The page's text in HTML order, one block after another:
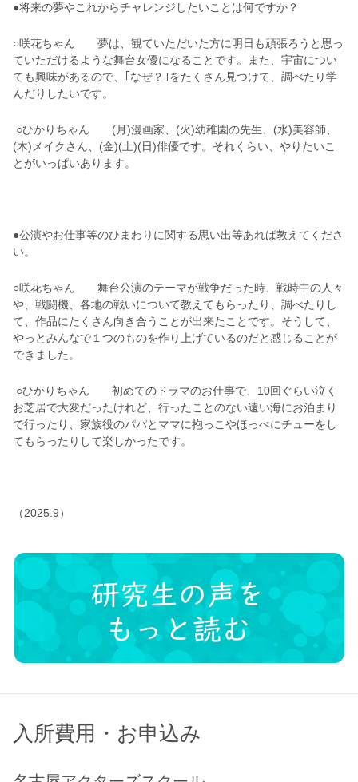
●将来の夢やこれからチャレンジしたいことは何ですか？
○咲花ちゃん 夢は、観ていただいた方に明日も頑張ろうと思っ
ていただけるような舞台女優になることです。また、宇宙につい
ても興味があるので、｢なぜ？｣をたくさん見つけて、調べたり学
んだりしたいです。
○ひかりちゃん (月)漫画家、(火)幼稚園の先生、(水)美容師、
(木)メイクさん、(金)(土)(日)俳優です。それくらい、やりたいこ
とがいっぱいあります。
●公演やお仕事等のひまわりに関する思い出等あれば教えてくださ
い。
○咲花ちゃん 舞台公演のテーマが戦争だった時、戦時中の人々
や、戦闘機、各地の戦いについて教えてもらったり、調べたりし
て、作品にたくさん向き合うことが出来たことです。そうして、
やっとみんなで１つのものを作り上げているのだと感じることが
できました。
○ひかりちゃん 初めてのドラマのお仕事で、10回ぐらい泣く
お芝居で大変だったけれど、行ったことのない遠い海にお泊まり
で行ったり、家族役のパパとママに抱っこやほっぺにチューをし
てもらったりして楽しかったです。
（2025.9）
入所費用・お申込み